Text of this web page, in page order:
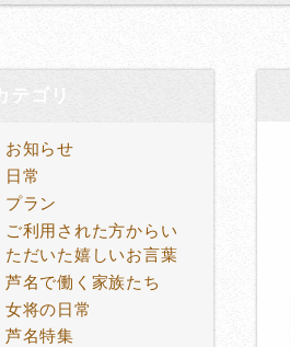
カテゴリ
お知らせ
日常
プラン
ご利用された方からい
ただいた嬉しいお言葉
芦名で働く家族たち
女将の日常
芦名特集